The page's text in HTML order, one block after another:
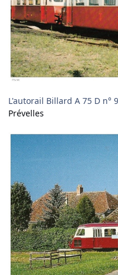
L'autorail Billard A 75 D n°
Prévelles